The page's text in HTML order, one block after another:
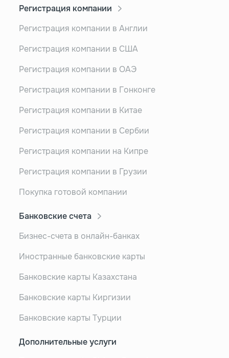
Регистрация компании
Регистрация компании в Англии
Регистрация компании в США
Регистрация компании в ОАЭ
Регистрация компании в Гонконге
Регистрация компании в Китае
Регистрация компании в Сербии
Регистрация компании на Кипре
Регистрация компании в Грузии
Покупка готовой компании
Банковские счета
Бизнес-счета в онлайн-банках
Иностранные банковские карты
Банковские карты Казахстана
Банковские карты Киргизии
Банковские карты Турции
Дополнительные услуги